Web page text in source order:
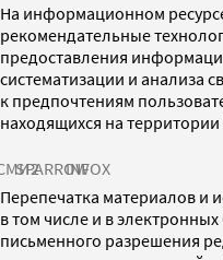
На информационном
рекомендательные
предоставления
систематизации и анализа
к предпочтениям
находящихся на
SPARROWINFOX
Перепечатка материалов и
в том числе и в
письменного разрешения